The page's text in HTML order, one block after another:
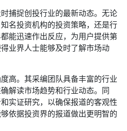
捕捉创投行业的最新动态。无论
名投资机构的投资策略，还是行
能迅速作出反应，为用户提供第
业界人士能够及时了解市场动
高。其采编团队具备丰富的行业
解读市场趋势和行业动态。同
实证研究，以确保报道的客观性
依据投资界的报道做出更明智的